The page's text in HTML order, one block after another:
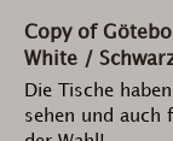
Copy of
White /
Die Tische
sehen und auch